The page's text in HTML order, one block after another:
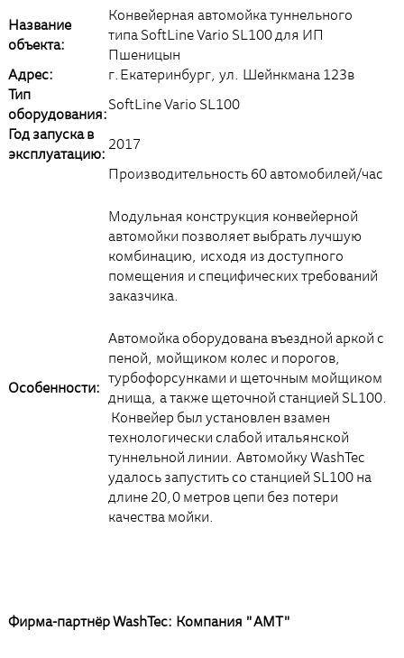
Название
объекта:
Конвейерная автомойка туннельного
типа SoftLine Vario SL100 для ИП
Пшеницын
Адрес:
г.Екатеринбург, ул. Шейнкмана 123в
Тип
оборудования:
SoftLine Vario SL100
Год запуска в
эксплуатацию:
2017
Особенности:
Производительность 60 автомобилей/час
Модульная конструкция конвейерной
автомойки позволяет выбрать лучшую
комбинацию, исходя из доступного
помещения и специфических требований
заказчика.
Автомойка оборудована въездной аркой с
пеной, мойщиком колес и порогов,
турбофорсунками и щеточным мойщиком
днища, а также щеточной станцией SL100.
Конвейер был установлен взамен
технологически слабой итальянской
туннельной линии. Автомойку WashTec
удалось запустить со станцией SL100 на
длине 20,0 метров цепи без потери
качества мойки.
Фирма-партнёр WashTec: Компания "AMT"